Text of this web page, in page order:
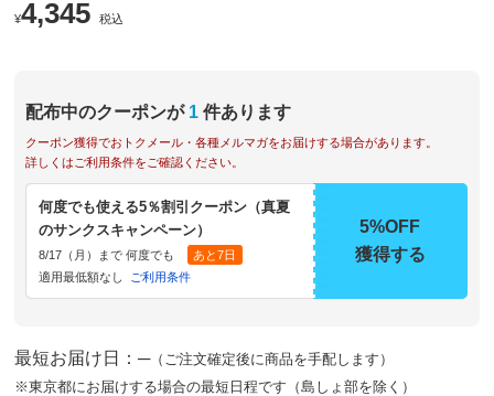
¥4,345 税込
配布中のクーポンが 1 件あります
クーポン獲得でおトクメール・各種メルマガをお届けする場合があります。
詳しくはご利用条件をご確認ください。
何度でも使える5％割引クーポン（真夏
のサンクスキャンペーン）
8/17（月）まで 何度でも
あと7日
適用最低額なし
ご利用条件
5%OFF
獲得する
最短お届け日：─（ご注文確定後に商品を手配します）
※東京都にお届けする場合の最短日程です（島しょ部を除く）